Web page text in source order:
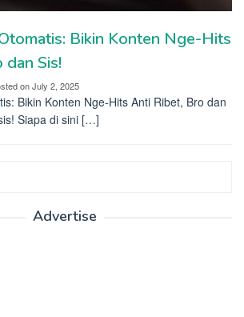
Bikin Konten Nge-Hits
Sis!
onJuly 2, 2025
Bikin Konten Nge-Hits Anti Ribet, Bro dan
Siapa di sini […]
Advertise